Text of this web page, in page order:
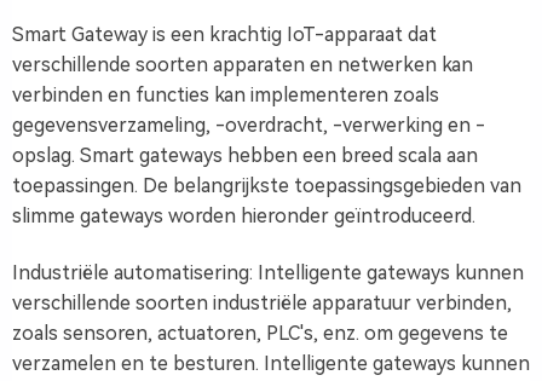
Smart Gateway is een krachtig IoT-apparaat dat
verschillende soorten apparaten en netwerken kan
verbinden en functies kan implementeren zoals
gegevensverzameling, -overdracht, -verwerking en -
opslag. Smart gateways hebben een breed scala aan
toepassingen. De belangrijkste toepassingsgebieden van
slimme gateways worden hieronder geïntroduceerd.
Industriële automatisering: Intelligente gateways kunnen
verschillende soorten industriële apparatuur verbinden,
zoals sensoren, actuatoren, PLC's, enz. om gegevens te
verzamelen en te besturen. Intelligente gateways kunnen